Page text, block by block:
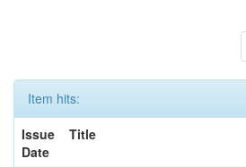
Item hits:
Issue
Date
Title